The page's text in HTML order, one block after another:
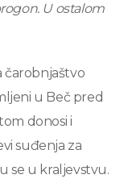
U ostalom
čarobnjaštvo
u Beč pred
donosi i
suđenja za
se u kraljevstvu.